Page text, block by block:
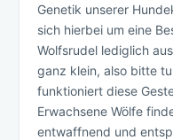
Genetik unserer
sich hierbei um eine
Wolfsrudel lediglich
ganz klein, also bitte
funktioniert diese
Erwachsene Wölfe
entwaffnend und